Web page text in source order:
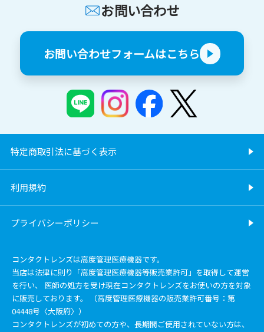
お問い合わせ
お問い合わせフォームはこちら
特定商取引法に基づく表示
利用規約
プライバシーポリシー
コンタクトレンズは高度管理医療機器です。
当店は法律に則り「高度管理医療機器等販売業許可」を取得して運営
を行い、 医師の処方を受け現在コンタクトレンズをお使いの方を対象
に販売しております。 （高度管理医療機器の販売業許可番号：第
04448号〈大阪府〉）
コンタクトレンズが初めての方や、長期間ご使用されていない方は、